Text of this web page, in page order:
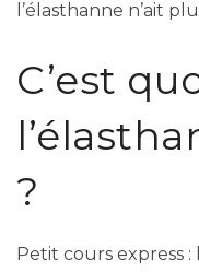
l’élasthanne n’ait
C’est
?
Petit cours express :